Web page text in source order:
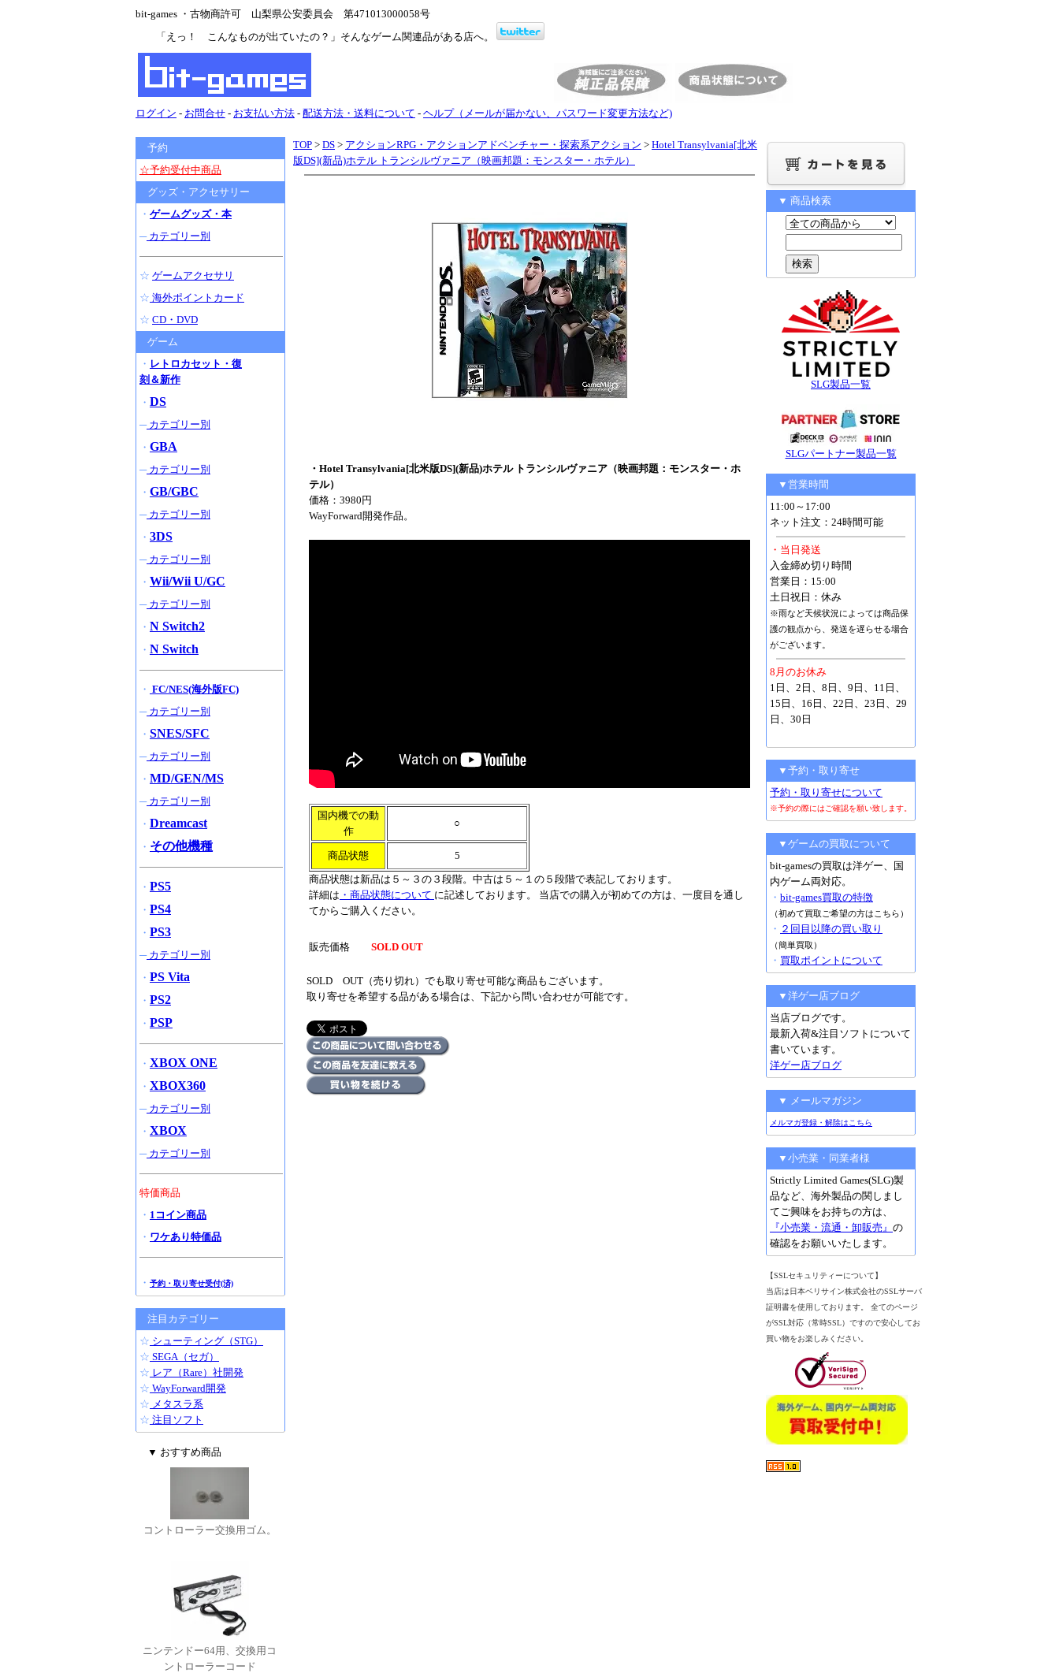
bit-games ・古物商許可 山梨県公安委員会 第471013000058号
「えっ！ こんなものが出ていたの？」そんなゲーム関連品がある店へ。
ログイン - お問合せ - お支払い方法 - 配送方法・送料について - ヘルプ（メールが届かない、パスワード変更方法など)
TOP > DS > アクションRPG・アクションアドベンチャー・探索系アクション > Hotel Transylvania[北米
版DS](新品)ホテル トランシルヴァニア（映画邦題：モンスター・ホテル）
・Hotel Transylvania[北米版DS](新品)ホテル トランシルヴァニア（映画邦題：モンスター・ホ
テル）
価格：3980円
WayForward開発作品。
国内機での動
作
○
商品状態
5
商品状態は新品は５～３の３段階。中古は５～１の５段階で表記しております。
詳細は ・商品状態について に記述しております。 当店での購入が初めての方は、一度目を通し
てからご購入ください。
販売価格 SOLD OUT
SOLD OUT（売り切れ）でも取り寄せ可能な商品もございます。
取り寄せを希望する品がある場合は、下記から問い合わせが可能です。
予約
☆予約受付中商品
グッズ・アクセサリー
・ ゲームグッズ・本
─カテゴリー別
☆ ゲームアクセサリ
☆ 海外ポイントカード
☆ CD・DVD
ゲーム
・ レトロカセット・復
刻＆新作
・ DS
─カテゴリー別
・ GBA
─カテゴリー別
・ GB/GBC
─カテゴリー別
・ 3DS
─カテゴリー別
・ Wii/Wii U/GC
─カテゴリー別
・ N Switch2
・ N Switch
・ FC/NES(海外版FC)
─カテゴリー別
・ SNES/SFC
─カテゴリー別
・ MD/GEN/MS
─カテゴリー別
・ Dreamcast
・ その他機種
・ PS5
・ PS4
・ PS3
─カテゴリー別
・ PS Vita
・ PS2
・ PSP
・ XBOX ONE
・ XBOX360
─カテゴリー別
・ XBOX
─カテゴリー別
特価商品
・ 1コイン商品
・ ワケあり特価品
・ 予約・取り寄せ受付(済)
注目カテゴリー
☆ シューティング（STG）
☆ SEGA（セガ）
☆ レア（Rare）社開発
☆ WayForward開発
☆ メタスラ系
☆ 注目ソフト
▼ おすすめ商品
コントローラー交換用ゴム。
ニンテンドー64用、交換用コ
ントローラーコード
▼ 商品検索
SLG製品一覧
SLGパートナー製品一覧
▼営業時間
11:00～17:00
ネット注文：24時間可能
・当日発送
入金締め切り時間
営業日：15:00
土日祝日：休み
※雨など天候状況によっては商品保
護の観点から、発送を遅らせる場合
がございます。
8月のお休み
1日、2日、8日、9日、11日、
15日、16日、22日、23日、29
日、30日
▼予約・取り寄せ
予約・取り寄せについて
※予約の際にはご確認を願い致します。
▼ゲームの買取について
bit-gamesの買取は洋ゲー、国
内ゲーム両対応。
・ bit-games買取の特徴
（初めて買取ご希望の方はこちら）
・ ２回目以降の買い取り
（簡単買取）
・ 買取ポイントについて
▼洋ゲー店ブログ
当店ブログです。
最新入荷&注目ソフトについて
書いています。
洋ゲー店ブログ
▼ メールマガジン
メルマガ登録・解除はこちら
▼小売業・同業者様
Strictly Limited Games(SLG)製
品など、海外製品の関しまし
てご興味をお持ちの方は、
『小売業・流通・卸販売』 の
確認をお願いいたします。
【SSLセキュリティーについて】
当店は日本ベリサイン株式会社のSSLサーバ
証明書を使用しております。 全てのページ
がSSL対応（常時SSL）ですので安心してお
買い物をお楽しみください。